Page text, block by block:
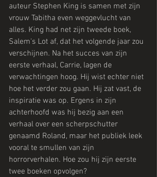
auteur Stephen King is samen met zijn
vrouw Tabitha even weggevlucht van
alles. King had net zijn tweede boek,
Salem's Lot af, dat het volgende jaar zou
verschijnen. Na het succes van zijn
eerste verhaal, Carrie, lagen de
verwachtingen hoog. Hij wist echter niet
hoe het verder zou gaan. Hij zat vast, de
inspiratie was op. Ergens in zijn
achterhoofd was hij bezig aan een
verhaal over een scherpschutter
genaamd Roland, maar het publiek leek
vooral te smullen van zijn
horrorverhalen. Hoe zou hij zijn eerste
twee boeken opvolgen?